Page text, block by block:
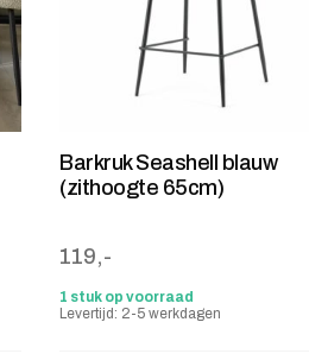
Barkruk Seashell blauw
(zithoogte 65cm)
119,-
1 stuk op voorraad
Levertijd: 2-5 werkdagen